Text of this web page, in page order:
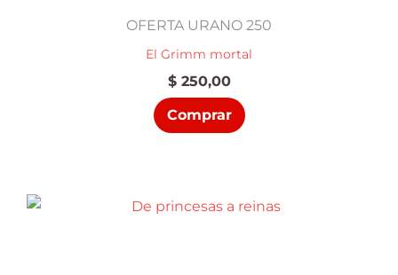
OFERTA URANO 250
El Grimm mortal
$250,00
Comprar